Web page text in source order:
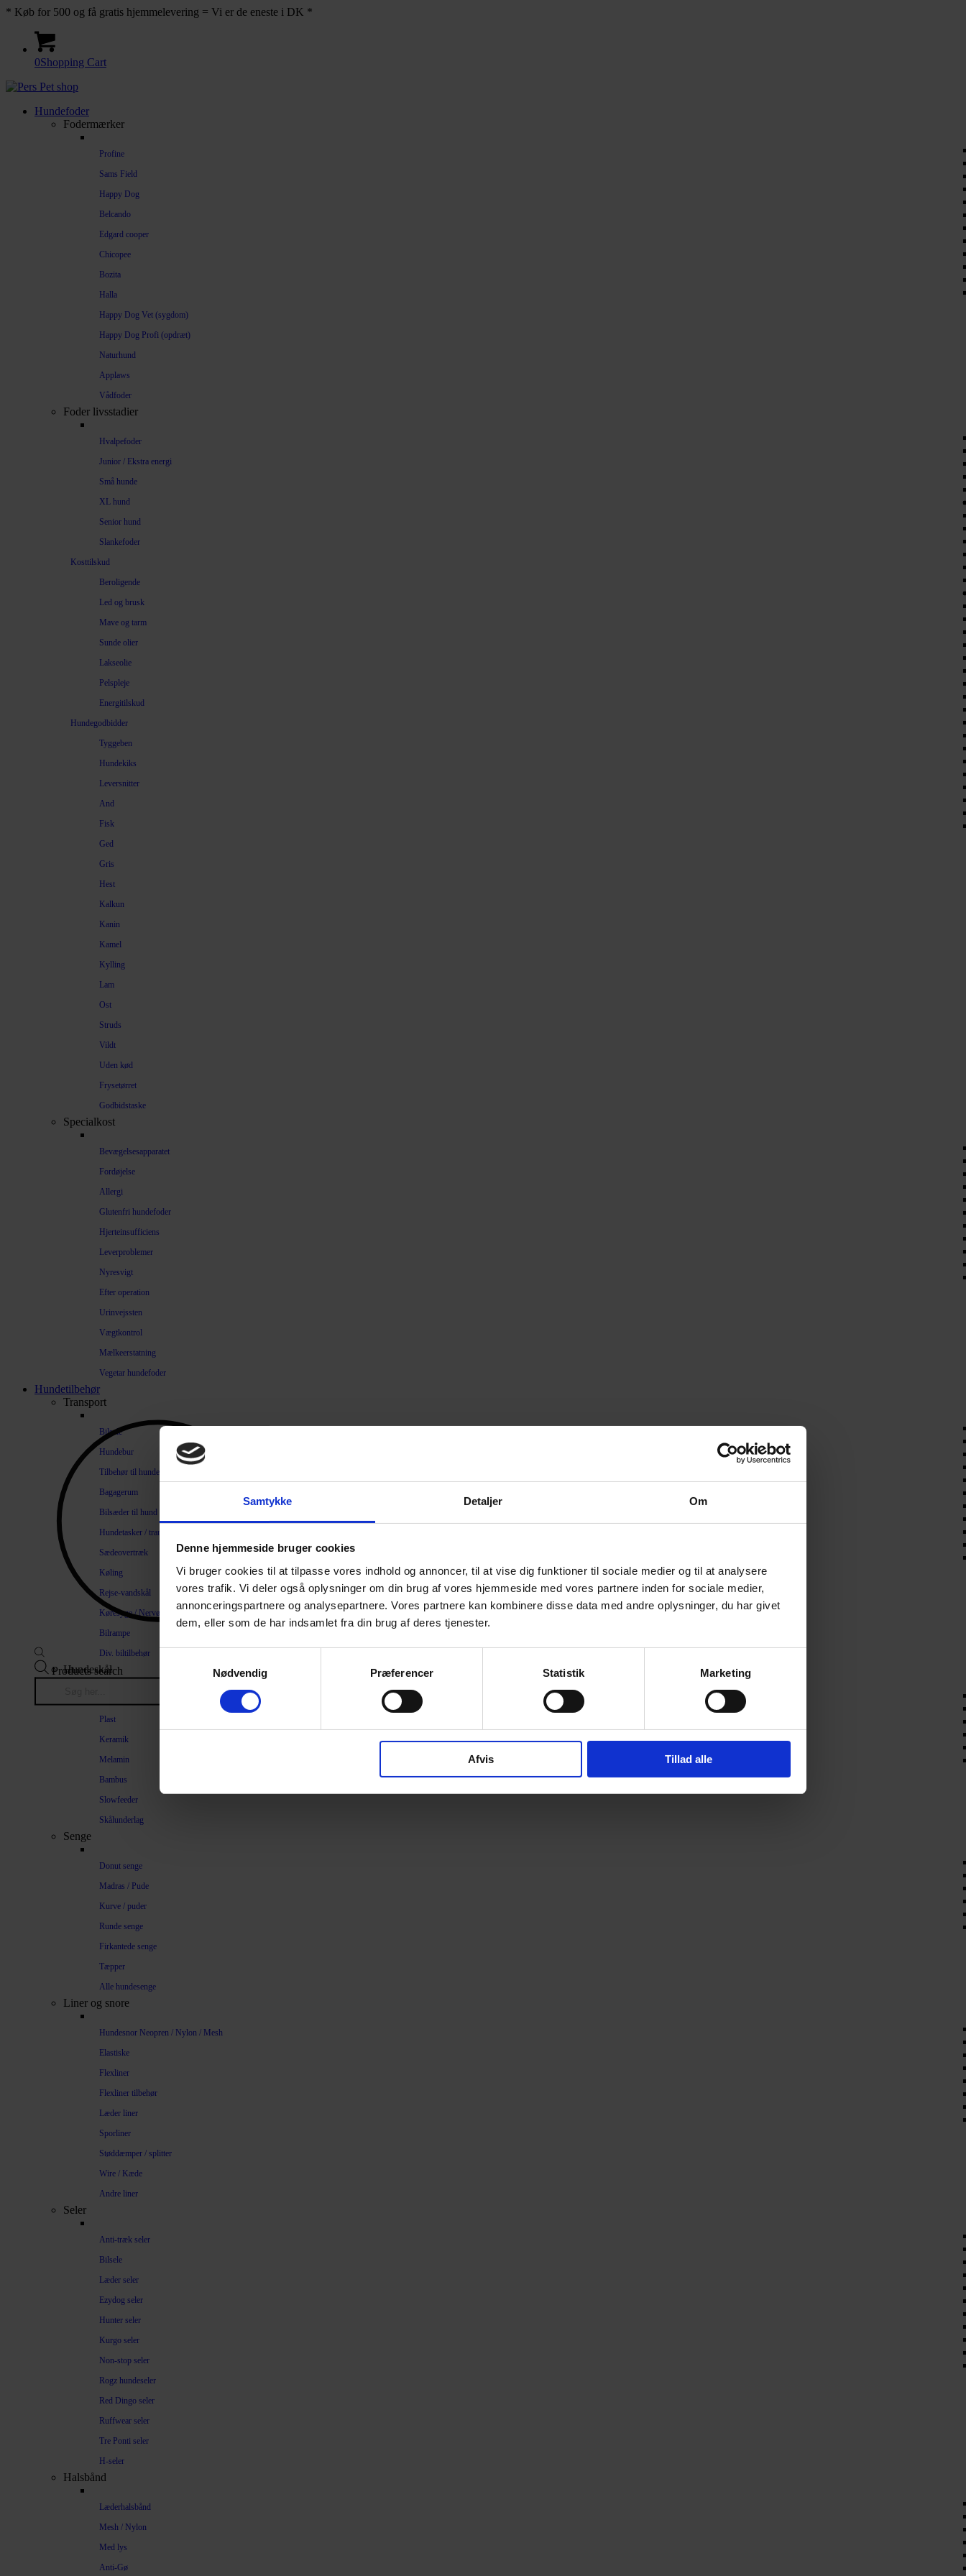
Samtykke Detaljer Om
Denne hjemmeside bruger cookies
Vi bruger cookies til at tilpasse vores indhold og annoncer, til at vise dig funktioner til sociale medier og til at analysere
vores trafik. Vi deler også oplysninger om din brug af vores hjemmeside med vores partnere inden for sociale medier,
annonceringspartnere og analysepartnere. Vores partnere kan kombinere disse data med andre oplysninger, du har givet
dem, eller som de har indsamlet fra din brug af deres tjenester.
Nødvendig
Præferencer Statistik Marketing
Afvis Tillad alle
* Køb for 500 og få gratis hjemmelevering = Vi er de eneste i DK *
0Shopping Cart
Hundefoder
Fodermærker
Profine
Sams Field
Happy Dog
Belcando
Edgard cooper
Chicopee
Bozita
Halla
Happy Dog Vet (sygdom)
Happy Dog Profi (opdræt)
Naturhund
Applaws
Vådfoder
Foder livsstadier
Hvalpefoder
Junior / Ekstra energi
Små hunde
XL hund
Senior hund
Slankefoder
Kosttilskud
Beroligende
Led og brusk
Mave og tarm
Sunde olier
Lakseolie
Pelspleje
Energitilskud
Hundegodbidder
Tyggeben
Hundekiks
Leversnitter
And
Fisk
Ged
Gris
Hest
Kalkun
Kanin
Kamel
Kylling
Lam
Ost
Struds
Vildt
Uden kød
Frysetørret
Godbidstaske
Specialkost
Bevægelsesapparatet
Fordøjelse
Allergi
Glutenfri hundefoder
Hjerteinsufficiens
Leverproblemer
Nyresvigt
Efter operation
Urinvejssten
Vægtkontrol
Mælkeerstatning
Vegetar hundefoder
Hundetilbehør
Transport
Bilsele
Hundebur
Tilbehør til hundebure
Bagagerum
Bilsæder til hund
Hundetasker / transportkasser
Sædeovertræk
Køling
Rejse-vandskål
Køresyge / Nervøsitet
Bilrampe
Div. biltilbehør
Hundeskål
Plast
Keramik
Melamin
Bambus
Slowfeeder
Skålunderlag
Senge
Donut senge
Madras / Pude
Kurve / puder
Runde senge
Firkantede senge
Tæpper
Alle hundesenge
Liner og snore
Hundesnor Neopren / Nylon / Mesh
Elastiske
Flexliner
Flexliner tilbehør
Læder liner
Sporliner
Støddæmper / splitter
Wire / Kæde
Andre liner
Seler
Anti-træk seler
Bilsele
Læder seler
Ezydog seler
Hunter seler
Kurgo seler
Non-stop seler
Rogz hundeseler
Red Dingo seler
Ruffwear seler
Tre Ponti seler
H-seler
Halsbånd
Læderhalsbånd
Mesh / Nylon
Med lys
Anti-Gø
Products search